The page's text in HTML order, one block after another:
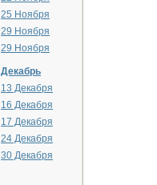
25 Ноября
29 Ноября
29 Ноября
Декабрь
13 Декабря
16 Декабря
17 Декабря
24 Декабря
30 Декабря